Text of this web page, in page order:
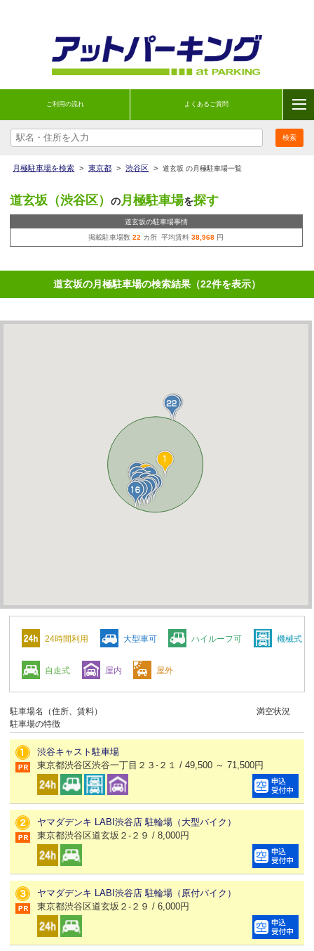
ご利用の流れ よくあるご質問
月極駐車場を検索 > 東京都 > 渋谷区 > 道玄坂 の月極駐車場一覧
道玄坂（渋谷区） の月極駐車場を探す
道玄坂の駐車場事情
掲載駐車場数22 カ所 平均賃料38,968 円
道玄坂の月極駐車場の検索結果（22件を表示）
24時間利用 大型車可 ハイルーフ可 機械式
自走式 屋内 屋外
駐車場名（住所、賃料）
駐車場の特徴
満空状況
渋谷キャスト駐車場
東京都渋谷区渋谷一丁目２３-２１ / 49,500 ～ 71,500円
ヤマダデンキ LABI渋谷店 駐輪場（大型バイク）
東京都渋谷区道玄坂２-２９ / 8,000円
ヤマダデンキ LABI渋谷店 駐輪場（原付バイク）
東京都渋谷区道玄坂２-２９ / 6,000円